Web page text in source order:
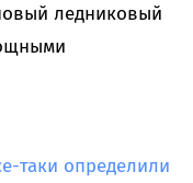
ледниковый
таки определили